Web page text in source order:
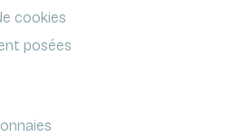
cookies
posées